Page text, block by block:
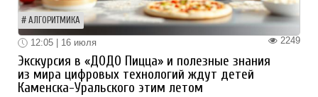
АЛГОРИТМИКА
2249
12:05 | 16 июля
Экскурсия в «ДОДО Пицца» и полезные знания
из мира цифровых технологий ждут детей
Каменска-Уральского этим летом